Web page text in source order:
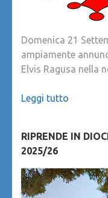
Domenica 21
ampiamente
Elvis Ragusa nella
Leggi tutto
RIPRENDE IN
2025/26